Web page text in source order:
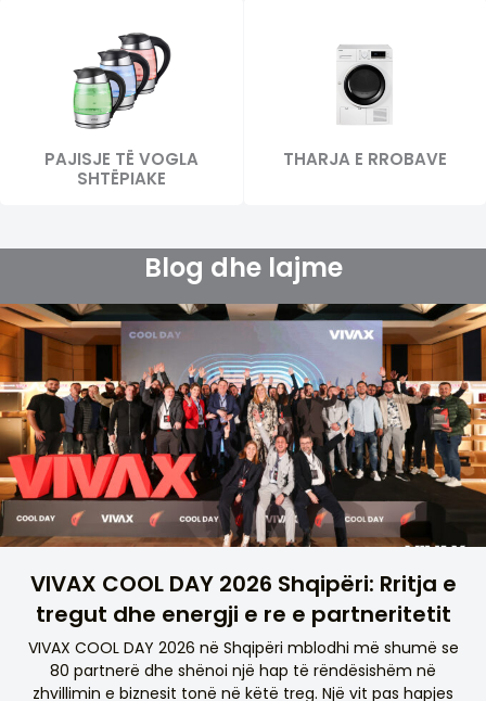
PAJISJE TË VOGLA
SHTËPIAKE
THARJA E RROBAVE
Blog dhe lajme
VIVAX COOL DAY 2026 Shqipëri: Rritja e
tregut dhe energji e re e partneritetit
VIVAX COOL DAY 2026 në Shqipëri mblodhi më shumë se
80 partnerë dhe shënoi një hap të rëndësishëm në
zhvillimin e biznesit tonë në këtë treg. Një vit pas hapjes